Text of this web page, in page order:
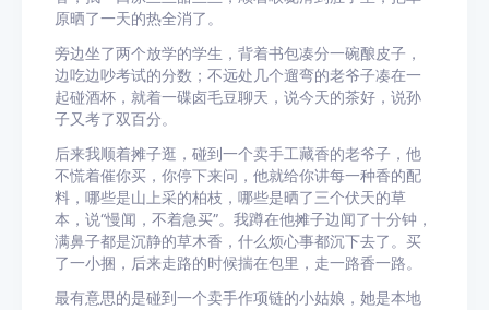
原晒了一天的热全消了。
旁边坐了两个放学的学生，背着书包凑分一碗酿皮子，
边吃边吵考试的分数；不远处几个遛弯的老爷子凑在一
起碰酒杯，就着一碟卤毛豆聊天，说今天的茶好，说孙
子又考了双百分。
后来我顺着摊子逛，碰到一个卖手工藏香的老爷子，他
不慌着催你买，你停下来问，他就给你讲每一种香的配
料，哪些是山上采的柏枝，哪些是晒了三个伏天的草
本，说“慢闻，不着急买”。我蹲在他摊子边闻了十分钟，
满鼻子都是沉静的草木香，什么烦心事都沉下去了。买
了一小捆，后来走路的时候揣在包里，走一路香一路。
最有意思的是碰到一个卖手作项链的小姑娘，她是本地